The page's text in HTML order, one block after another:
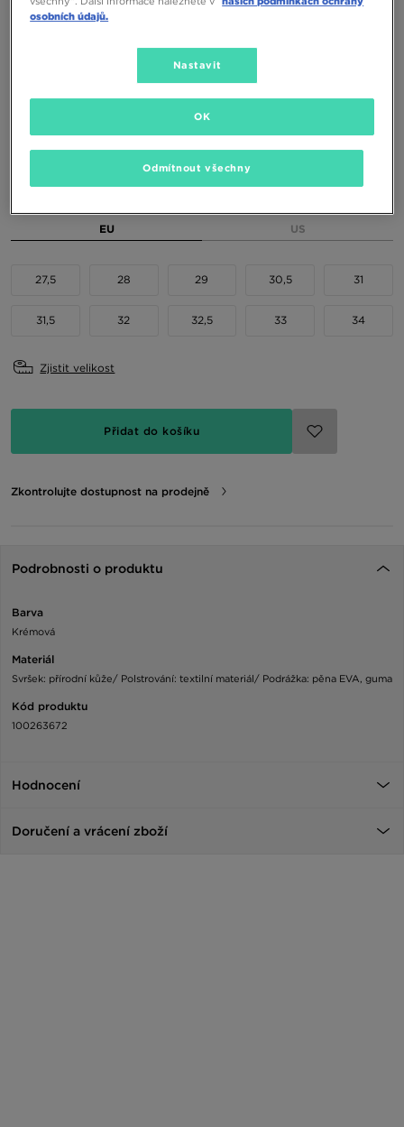
ONLY AT JD
Dostupné Barvy
EU US
27,5 28 29 30,5 31
31,5 32 32,5 33 34
Zjistit velikost
Přidat do košíku
Zkontrolujte dostupnost na prodejně
Podrobnosti o produktu
Barva
Krémová
Materiál
Svršek: přírodní kůže/ Polstrování: textilní materiál/ Podrážka: pěna EVA, guma
Kód produktu
100263672
Hodnocení
Doručení a vrácení zboží
osobních údajů.
Nastavit
Odmítnout všechny
OK